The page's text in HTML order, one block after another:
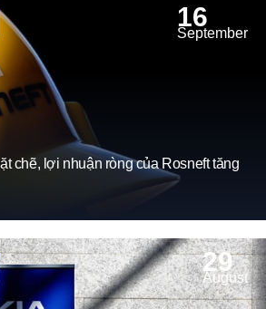
16
September
chẽ, lợi nhuận ròng của Rosneft tăng
29
August